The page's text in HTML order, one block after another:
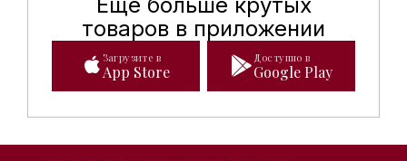
товаров в приложении
Загрузите в
App Store
Доступно в
Google Play